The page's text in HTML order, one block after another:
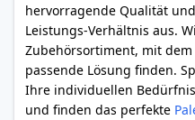
hervorragende Qualität
Leistungs-Verhältnis aus.
Zubehörsortiment, mit
passende Lösung finden.
Ihre individuellen
und finden das perfekte